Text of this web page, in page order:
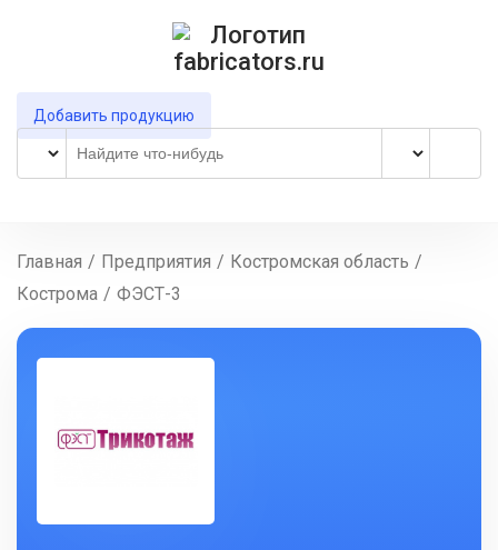
Добавить продукцию
Главная / Предприятия / Костромская область /
Кострома / ФЭСТ-3